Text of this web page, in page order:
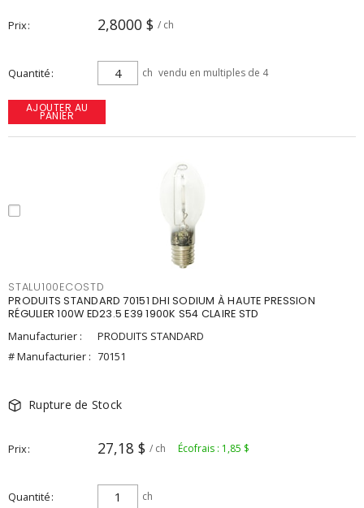
Prix 2,8000 $ / ch
Quantité ch vendu en multiples de 4
AJOUTER AU
PANIER
STALU100ECOSTD
PRODUITS STANDARD 70151 DHI SODIUM À HAUTE PRESSION
RÉGULIER 100W ED23.5 E39 1900K S54 CLAIRE STD
Manufacturier :
PRODUITS STANDARD
# Manufacturier : 70151
Rupture de Stock
Prix 27,18 $ / ch Écofrais : 1,85 $
Quantité ch